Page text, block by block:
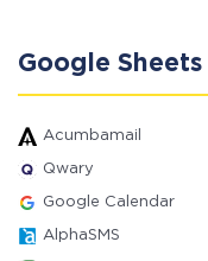
Google Sheets
Acumbamail
Qwary
Google Calendar
AlphaSMS